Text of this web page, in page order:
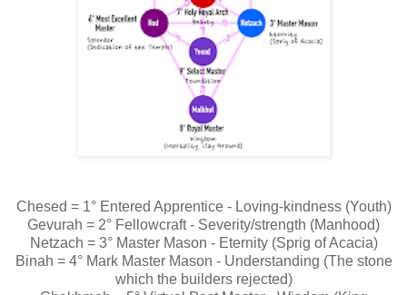
Chesed = 1° Entered Apprentice - Loving-kindness (Youth)
Gevurah = 2° Fellowcraft - Severity/strength (Manhood)
Netzach = 3° Master Mason - Eternity (Sprig of Acacia)
Binah = 4° Mark Master Mason - Understanding (The stone
which the builders rejected)